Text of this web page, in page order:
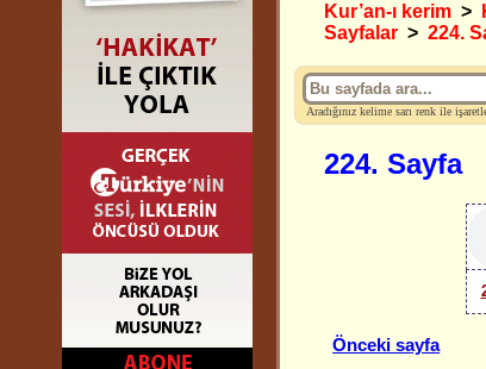
Kur’an-ı kerim >
Sayfalar > 224.
Aradığınız kelime sarı renk ile
224. Sayfa
Önceki sayfa